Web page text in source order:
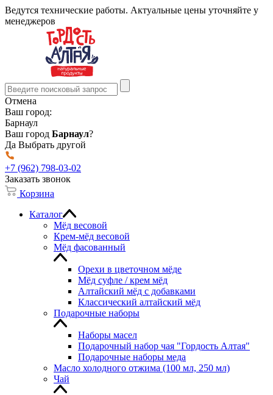
Ведутся технические работы. Актуальные цены уточняйте у
менеджеров
Отмена
Ваш город:
Барнаул
Ваш город Барнаул?
Да Выбрать другой
+7 (962) 798-03-02
Заказать звонок
Корзина
Каталог
Мёд весовой
Крем-мёд весовой
Мёд фасованный
Орехи в цветочном мёде
Мёд суфле / крем мёд
Алтайский мёд с добавками
Классический алтайский мёд
Подарочные наборы
Наборы масел
Подарочный набор чая "Гордость Алтая"
Подарочные наборы меда
Масло холодного отжима (100 мл, 250 мл)
Чай